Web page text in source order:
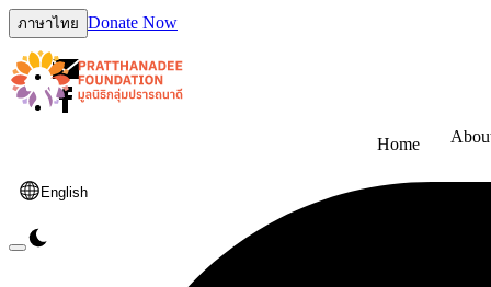
ภาษาไทย Donate Now
Home
English